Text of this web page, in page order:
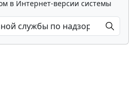
в Интернет-версии системы